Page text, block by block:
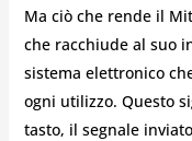
Ma ciò che rende il
che racchiude al suo
sistema elettronico
ogni utilizzo. Questo
tasto, il segnale